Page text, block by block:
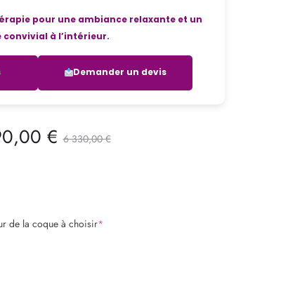
pour une ambiance relaxante et un
convivial à l’intérieur.
Demander un devis
6 330,00€
Le
€
de la coque à choisir*